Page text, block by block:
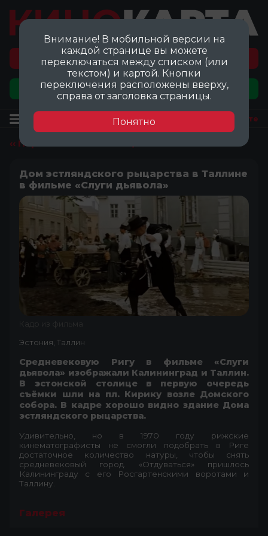
Перейти на карту локаций ©
Добавить локацию
Посмотреть на карте
‹‹ Перейти ко всем локациям
Дом эстляндского рыцарства в Таллине
в фильме «Слуги дьявола»
Кадр из фильма
Эстония, Таллин
Средневековую Ригу в фильме «Слуги
дьявола» изображали Калининград и Таллин.
В эстонской столице в первую очередь
съёмки шли на пл. Кирику возле Домского
собора. В кадре хорошо видно здание Дома
эстляндского рыцарства.
Удивительно, но в 1970 году рижские
кинематографисты не смогли подобрать в Риге
достаточное количество натуры, чтобы снять
средневековый город. «Отдуваться» пришлось
Калининграду с его Росгартенскими воротами и
Таллину.
Галерея
Внимание! В мобильной версии на
каждой странице вы можете
переключаться между списком (или
текстом) и картой. Кнопки
переключения расположены вверху,
справа от заголовка страницы.
Понятно